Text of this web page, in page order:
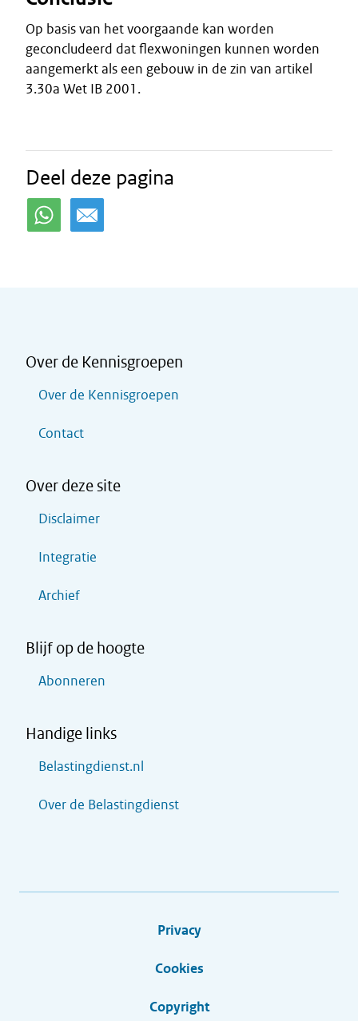
Op basis van het voorgaande kan worden
geconcludeerd dat flexwoningen kunnen worden
aangemerkt als een gebouw in de zin van artikel
3.30a Wet IB 2001.
Deel deze pagina
Over de Kennisgroepen
Over de Kennisgroepen
Contact
Over deze site
Disclaimer
Integratie
Archief
Blijf op de hoogte
Abonneren
Handige links
Belastingdienst.nl
Over de Belastingdienst
Privacy
Cookies
Copyright